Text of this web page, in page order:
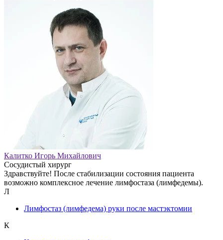
Калитко Игорь Михайлович
Сосудистый хирург
Здравствуйте! После стабилизации состояния пациента
возможно комплексное лечение лимфостаза (лимфедемы).
Л
Лимфостаз (лимфедема) руки после мастэктомии
К